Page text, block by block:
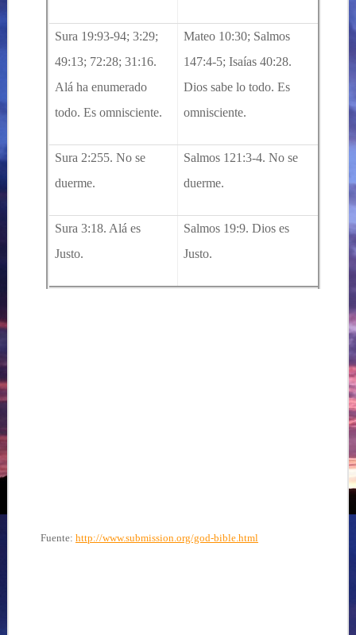
Sura 19:93-94; 3:29;
49:13; 72:28; 31:16.
Alá ha enumerado
todo. Es omnisciente.
Mateo 10:30; Salmos
147:4-5; Isaías 40:28.
Dios sabe lo todo. Es
omnisciente.
Sura 2:255. No se
duerme.
Salmos 121:3-4. No se
duerme.
Sura 3:18. Alá es
Justo.
Salmos 19:9. Dios es
Justo.
Fuente: http://www.submission.org/god-bible.html